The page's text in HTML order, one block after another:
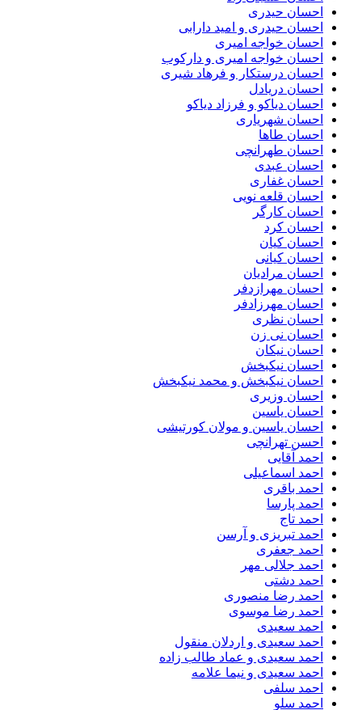
احسان حیدری
احسان حیدری و امید دارابی
احسان خواجه امیری
احسان خواجه امیری و دارکوب
احسان درستكار و فرهاد شيرى
احسان دریادل
احسان دیاکو و فرزاد دیاکو
احسان شهریاری
احسان طاها
احسان طهرانچی
احسان عبدی
احسان غفاری
احسان قلعه نویی
احسان کارگر
احسان کرد
احسان کیان
احسان کیانی
احسان مرادیان
احسان مهرازدفر
احسان مهرزادفر
احسان نظری
احسان نی زن
احسان نیکان
احسان نیکبخش
احسان نیکبخش و محمد نیکبخش
احسان وزیری
احسان یاسین
احسان یاسین و مولان کورتیشی
احسن تهرانچی
احمد آقایی
احمد اسماعیلی
احمد باقری
احمد پارسا
احمد تاج
احمد تبریزی و آرسن
احمد جعفری
احمد جلالی مهر
احمد دشتی
احمد رضا منصوری
احمد رضا موسوی
احمد سعیدی
احمد سعیدی و اردلان منقول
احمد سعیدی و عماد طالب زاده
احمد سعیدی و نیما علامه
احمد سلفی
احمد سلو